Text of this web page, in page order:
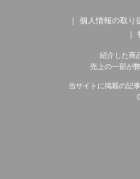
個人情報の取り
紹介した商
売上の一部が
当サイトに掲載の記